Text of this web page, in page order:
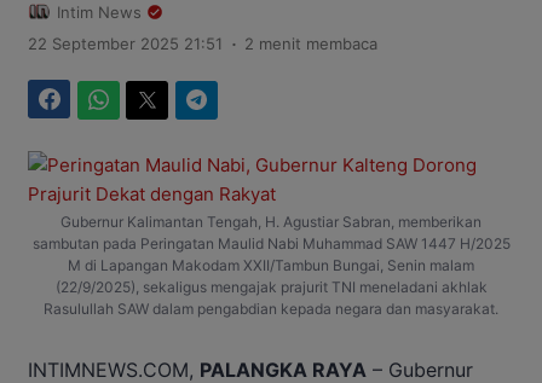
Intim News
22 September 2025 21:51
. 2 menit membaca
Gubernur Kalimantan Tengah, H. Agustiar Sabran, memberikan
sambutan pada Peringatan Maulid Nabi Muhammad SAW 1447 H/2025
M di Lapangan Makodam XXII/Tambun Bungai, Senin malam
(22/9/2025), sekaligus mengajak prajurit TNI meneladani akhlak
Rasulullah SAW dalam pengabdian kepada negara dan masyarakat.
INTIMNEWS.COM, PALANGKA RAYA – Gubernur